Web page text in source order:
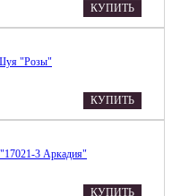
КУПИТЬ
Шуя "Розы"
КУПИТЬ
"17021-3 Аркадия"
КУПИТЬ